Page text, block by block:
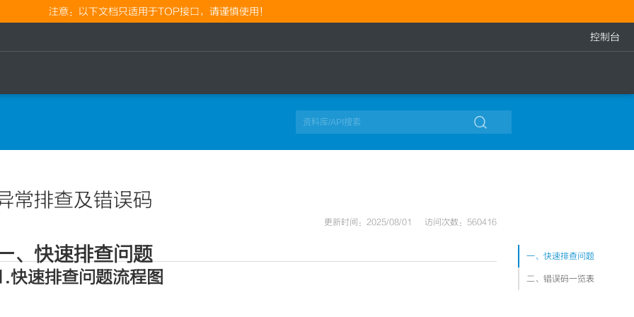
注意：以下文档只适用于TOP接口，请谨慎使用！
控制台

常排查及错误码
更新时间：2025/08/01 访问次数：560416
一、快速排查问题
二、错误码一览表
、快速排查问题
快速排查问题流程图